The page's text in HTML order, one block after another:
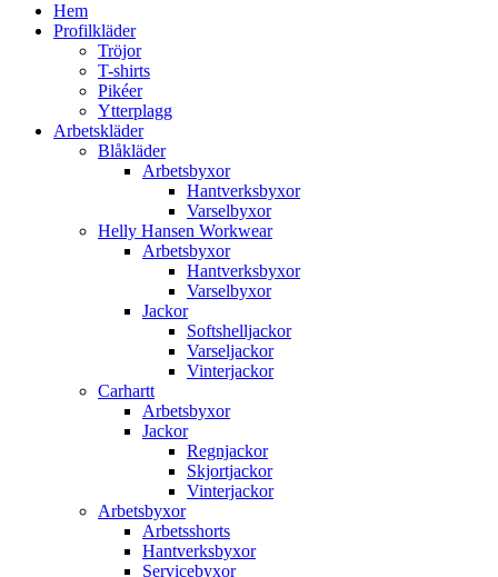
Hem
Profilkläder
Tröjor
T-shirts
Pikéer
Ytterplagg
Arbetskläder
Blåkläder
Arbetsbyxor
Hantverksbyxor
Varselbyxor
Helly Hansen Workwear
Arbetsbyxor
Hantverksbyxor
Varselbyxor
Jackor
Softshelljackor
Varseljackor
Vinterjackor
Carhartt
Arbetsbyxor
Jackor
Regnjackor
Skjortjackor
Vinterjackor
Arbetsbyxor
Arbetsshorts
Hantverksbyxor
Servicebyxor